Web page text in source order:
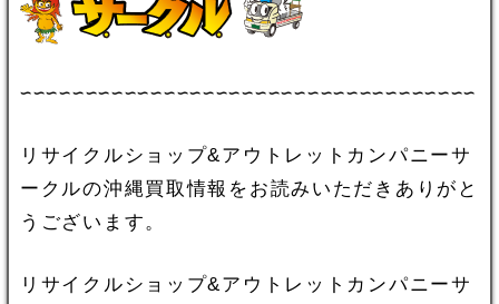
∽∽∽∽∽∽∽∽∽∽∽∽∽∽∽∽∽∽∽∽∽∽∽∽∽∽∽∽∽∽∽∽∽∽∽
リサイクルショップ&アウトレットカンパニーサ
ークルの沖縄買取情報をお読みいただきありがと
うございます。
リサイクルショップ&アウトレットカンパニーサ